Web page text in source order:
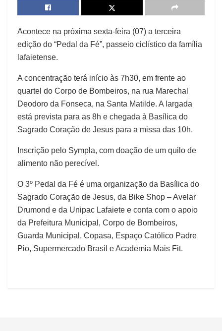
Acontece na próxima sexta-feira (07) a terceira
edição do “Pedal da Fé”, passeio ciclístico da família
lafaietense.
A concentração terá início às 7h30, em frente ao
quartel do Corpo de Bombeiros, na rua Marechal
Deodoro da Fonseca, na Santa Matilde. A largada
está prevista para as 8h e chegada à Basílica do
Sagrado Coração de Jesus para a missa das 10h.
Inscrição pelo Sympla, com doação de um quilo de
alimento não perecível.
O 3º Pedal da Fé é uma organização da Basílica do
Sagrado Coração de Jesus, da Bike Shop – Avelar
Drumond e da Unipac Lafaiete e conta com o apoio
da Prefeitura Municipal, Corpo de Bombeiros,
Guarda Municipal, Copasa, Espaço Católico Padre
Pio, Supermercado Brasil e Academia Mais Fit.